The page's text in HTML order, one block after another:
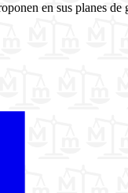
en sus planes de